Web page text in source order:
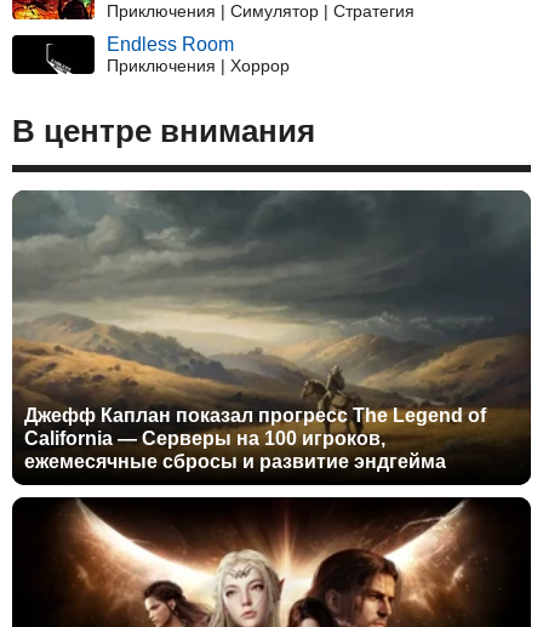
Приключения | Симулятор | Стратегия
Endless Room
Приключения | Хоррор
В центре внимания
Джефф Каплан показал прогресс The Legend of
California — Серверы на 100 игроков,
ежемесячные сбросы и развитие эндгейма